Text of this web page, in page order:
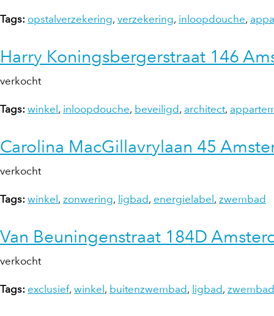
Tags: opstalverzekering, verzekering, inloopdouche,
Harry Koningsbergerstraat 146
verkocht
Tags: winkel , inloopdouche, beveiligd, architect,
Carolina MacGillavrylaan 45
verkocht
Tags: winkel , zonwering, ligbad, energielabel , zwembad
Van Beuningenstraat 184D
verkocht
Tags: exclusief, winkel , buitenzwembad, ligbad, zwembad